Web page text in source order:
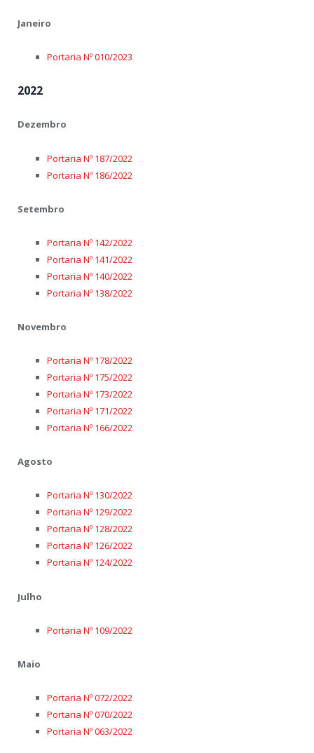
Janeiro
Portaria Nº 010/2023
2022
Dezembro
Portaria Nº 187/2022
Portaria Nº 186/2022
Setembro
Portaria Nº 142/2022
Portaria Nº 141/2022
Portaria Nº 140/2022
Portaria Nº 138/2022
Novembro
Portaria Nº 178/2022
Portaria Nº 175/2022
Portaria Nº 173/2022
Portaria Nº 171/2022
Portaria Nº 166/2022
Agosto
Portaria Nº 130/2022
Portaria Nº 129/2022
Portaria Nº 128/2022
Portaria Nº 126/2022
Portaria Nº 124/2022
Julho
Portaria Nº 109/2022
Maio
Portaria Nº 072/2022
Portaria Nº 070/2022
Portaria Nº 063/2022